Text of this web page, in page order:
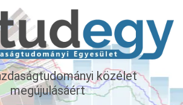
közélet
megújulásáért